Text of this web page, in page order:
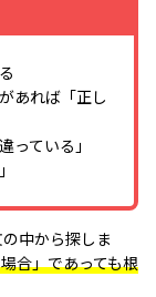
あれば「正し
っている」
中から探しま
合」であっても根